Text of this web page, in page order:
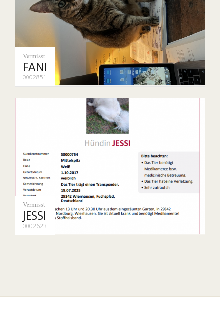
Vermisst
FANI
0002851
Vermisst
JESSI
0002623